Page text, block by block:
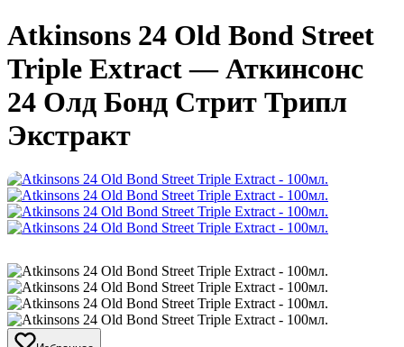
Atkinsons 24 Old Bond Street
Triple Extract — Аткинсонс
24 Олд Бонд Стрит Трипл
Экстракт